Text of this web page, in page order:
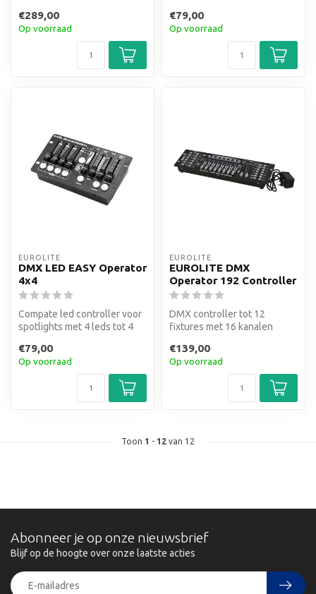
€289,00
Op voorraad
€79,00
Op voorraad
EUROLITE
DMX LED EASY Operator
4x4
Compate led controller voor
spotlights met 4 leds tot 4
€79,00
Op voorraad
EUROLITE
EUROLITE DMX
Operator 192 Controller
DMX controller tot 12
fixtures met 16 kanalen
€139,00
Op voorraad
Toon 1 - 12 van 12
Abonneer je op onze nieuwsbrief
Blijf op de hoogte over onze laatste acties